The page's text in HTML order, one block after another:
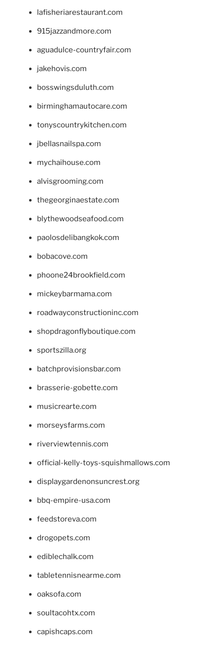
lafisheriarestaurant.com
915jazzandmore.com
aguadulce-countryfair.com
jakehovis.com
bosswingsduluth.com
birminghamautocare.com
tonyscountrykitchen.com
jbellasnailspa.com
mychaihouse.com
alvisgrooming.com
thegeorginaestate.com
blythewoodseafood.com
paolosdelibangkok.com
bobacove.com
phoone24brookfield.com
mickeybarmama.com
roadwayconstructioninc.com
shopdragonflyboutique.com
sportszilla.org
batchprovisionsbar.com
brasserie-gobette.com
musicrearte.com
morseysfarms.com
riverviewtennis.com
official-kelly-toys-squishmallows.com
displaygardenonsuncrest.org
bbq-empire-usa.com
feedstoreva.com
drogopets.com
ediblechalk.com
tabletennisnearme.com
oaksofa.com
soultacohtx.com
capishcaps.com